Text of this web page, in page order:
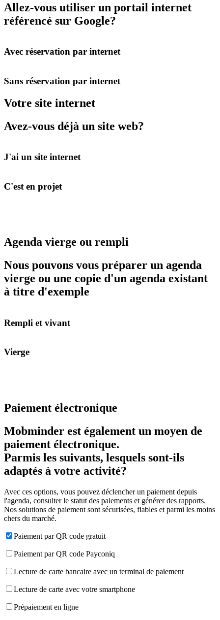
Allez-vous utiliser un portail internet
référencé sur Google?
Avec réservation par internet
Sans réservation par internet
Votre site internet
Avez-vous déjà un site web?
J'ai un site internet
C'est en projet
Agenda vierge ou rempli
Nous pouvons vous préparer un agenda
vierge ou une copie d'un agenda existant
à titre d'exemple
Rempli et vivant
Vierge
Paiement électronique
Mobminder est également un moyen de
paiement électronique.
Parmis les suivants, lesquels sont-ils
adaptés à votre activité?
Avec ces options, vous pouvez déclencher un paiement depuis
l'agenda, consulter le statut des paiements et générer des rapports.
Nos solutions de paiement sont sécurisées, fiables et parmi les moins
chers du marché.
Paiement par QR code gratuit
Paiement par QR code Payconiq
Lecture de carte bancaire avec un terminal de paiement
Lecture de carte avec votre smartphone
Prépaiement en ligne